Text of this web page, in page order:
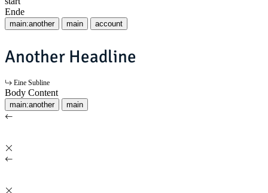
Ende
main:another main account
Another Headline
Eine Subline
Body Content
main:another main